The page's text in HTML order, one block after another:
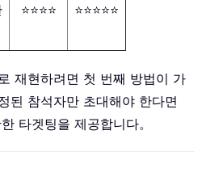
⭐⭐⭐⭐ ⭐⭐⭐⭐⭐
재현하려면 첫 번째 방법이 가
된 참석자만 초대해야 한다면
타겟팅을 제공합니다。